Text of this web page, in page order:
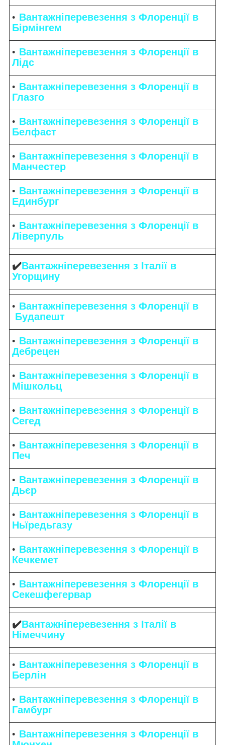
Вантажніперевезення з Флоренції в
Бірмінгем
Вантажніперевезення з Флоренції в
Лідс
Вантажніперевезення з Флоренції в
Глазго
Вантажніперевезення з Флоренції в
Белфаст
Вантажніперевезення з Флоренції в
Манчестер
Вантажніперевезення з Флоренції в
Единбург
Вантажніперевезення з Флоренції в
Ліверпуль
✔️Вантажніперевезення з Італії в
Угорщину
Вантажніперевезення з Флоренції в
Будапешт
Вантажніперевезення з Флоренції в
Дебрецен
Вантажніперевезення з Флоренції в
Мішкольц
Вантажніперевезення з Флоренції в
Сегед
Вантажніперевезення з Флоренції в
Печ
Вантажніперевезення з Флоренції в
Дьєр
Вантажніперевезення з Флоренції в
Ньїредьгазу
Вантажніперевезення з Флоренції в
Кечкемет
Вантажніперевезення з Флоренції в
Секешфегервар
✔️Вантажніперевезення з Італії в
Німеччину
Вантажніперевезення з Флоренції в
Берлін
Вантажніперевезення з Флоренції в
Гамбург
Вантажніперевезення з Флоренції в